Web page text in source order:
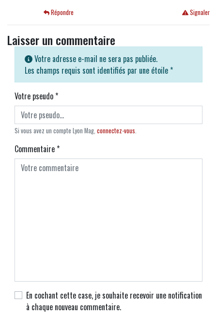
Signaler
Répondre
Laisser un commentaire
Votre adresse e-mail ne sera pas publiée.
Les champs requis sont identifiés par une étoile *
Votre pseudo*
Si vous avez un compte Lyon Mag, connectez-vous.
Commentaire*
En cochant cette case, je souhaite recevoir une notification
à chaque nouveau commentaire.